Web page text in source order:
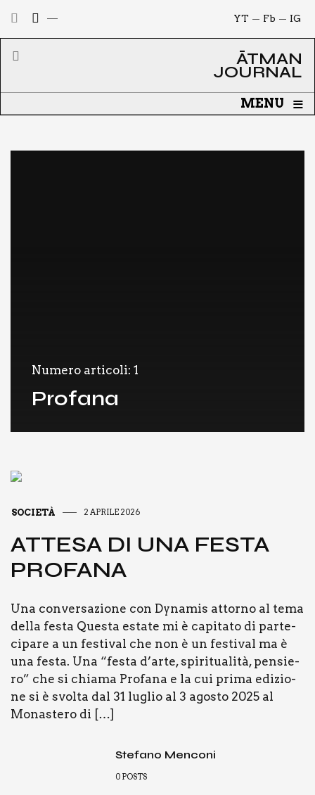
IG
Fb
YT
ĀTMAN
JOURNAL
MENU ≡
Numero articoli: 1
Profana
SOCIETÀ 2 APRILE 2026
ATTE­SA DI UNA FESTA
PRO­FA­NA
Una con­ver­sa­zio­ne con Dyna­mis attor­no al tema
del­la festa Que­sta esta­te mi è capi­ta­to di par­te­
ci­pa­re a un festi­val che non è un festi­val ma è
una festa. Una “festa d’arte, spi­ri­tua­li­tà, pen­sie­
ro” che si chia­ma Pro­fa­na e la cui pri­ma edi­zio­
ne si è svol­ta dal 31 luglio al 3 ago­sto 2025 al
Mona­ste­ro di […]
Stefano Menconi
0 POSTS